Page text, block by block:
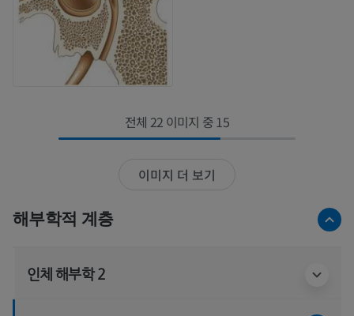
전체 22 이미지 중 15
이미지 더 보기
해부학적 계층
인체 해부학 2